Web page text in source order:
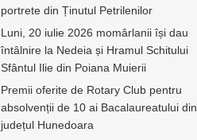
portrete din Ținutul Petrilenilor
Luni, 20 iulie 2026 momârlanii își dau
întâlnire la Nedeia și Hramul Schitului
Sfântul Ilie din Poiana Muierii
Premii oferite de Rotary Club pentru
absolvenții de 10 ai Bacalaureatului din
județul Hunedoara